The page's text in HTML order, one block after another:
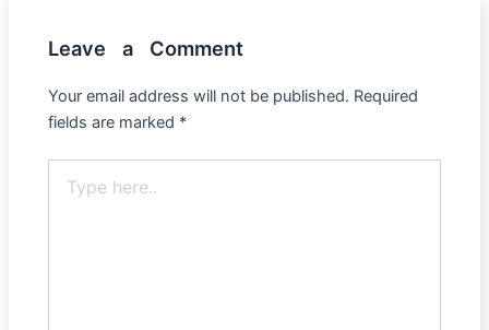
Leave a Comment
Your email address will not be published. Required
fields are marked *
here..